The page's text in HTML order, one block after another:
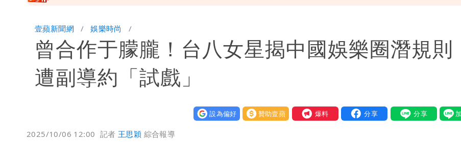
楊千霈一打二帶女兒出國 崩潰哭得極狼狽
昔痛罵「陳時中擋疫苗」被翻出 黃智賢戰網友：台灣人靠我活下來
壹蘋新聞網 娛樂時尚
曾合作于朦朧！台八女星揭中國娛樂圈潛規則
遭副導約「試戲」
設為偏好 贊助壹蘋 我要爆料
2025/10/06 12:00 記者王思穎 綜合報導